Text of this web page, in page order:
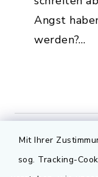
Mit Ihrer
sog. Tracking-
Angst
werden?…